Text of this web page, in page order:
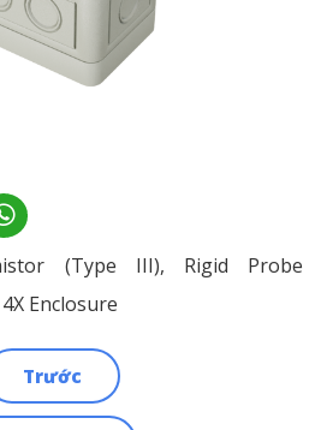
(Type III), Rigid Probe
Enclosure
Trước